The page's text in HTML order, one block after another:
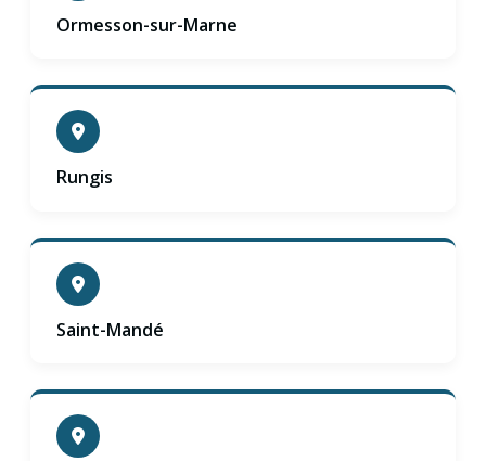
Ormesson-sur-Marne
Rungis
Saint-Mandé